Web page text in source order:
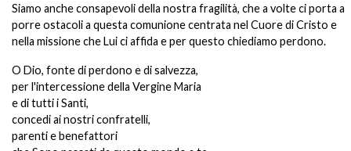
Siamo anche consapevoli della nostra fragilità, che a volte ci porta a
porre ostacoli a questa comunione centrata nel Cuore di Cristo e
nella missione che Lui ci affida e per questo chiediamo perdono.
O Dio, fonte di perdono e di salvezza,
per l'intercessione della Vergine Maria
e di tutti i Santi,
concedi ai nostri confratelli,
parenti e benefattori